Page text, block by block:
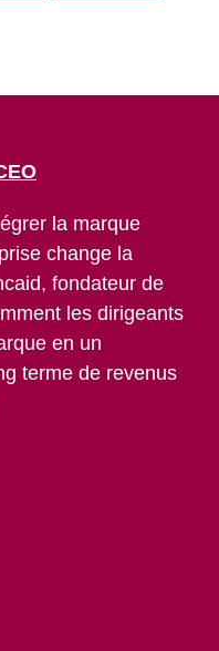
la marque
change la
fondateur de
les dirigeants
en un
terme de revenus